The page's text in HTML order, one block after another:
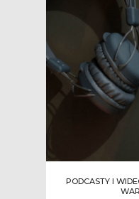
PODCASTY I